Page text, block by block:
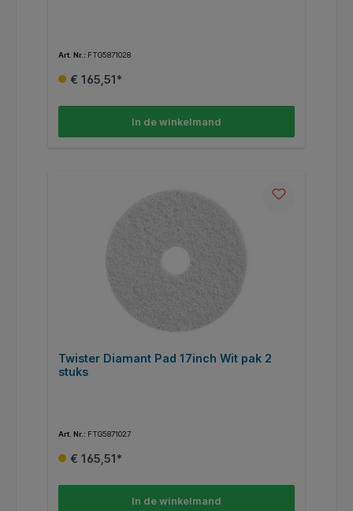
Art. Nr.: FTG5871028
€ 165,51*
In de winkelmand
Twister Diamant Pad 17inch Wit pak 2
stuks
Art. Nr.: FTG5871027
€ 165,51*
In de winkelmand